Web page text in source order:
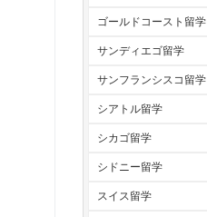
ゴールドコースト留学
サンディエゴ留学
サンフランシスコ留学
シアトル留学
シカゴ留学
シドニー留学
スイス留学